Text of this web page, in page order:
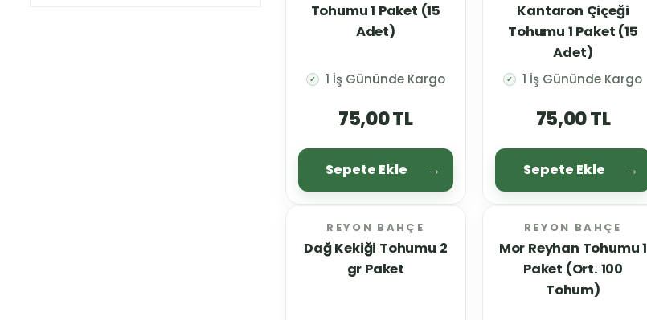
Tohumu 1 Paket (15
Adet)
✓ 1 İş Gününde Kargo
75,00 TL
Sepete Ekle
Kantaron Çiçeği
Tohumu 1 Paket (15
Adet)
✓ 1 İş Gününde Kargo
75,00 TL
Sepete Ekle
REYON BAHÇE
Dağ Kekiği Tohumu 2
gr Paket
REYON BAHÇE
Mor Reyhan Tohumu 1
Paket (Ort. 100
Tohum)